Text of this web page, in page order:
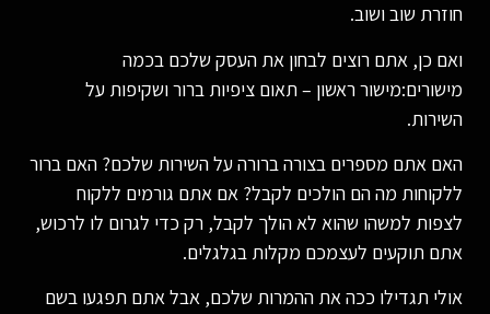
חוזרת שוב ושוב.
ואם כן, אתם רוצים לבחון את העסק שלכם בכמה
מישורים:מישור ראשון – תאום ציפיות ברור ושקיפות על
השירות.
האם אתם מספרים בצורה ברורה על השירות שלכם? האם ברור
ללקוחות מה הם הולכים לקבל? אם אתם גורמים ללקוח
לצפות למשהו שהוא לא הולך לקבל, רק כדי לגרום לו לרכוש,
אתם תוקעים לעצמכם מקלות בגלגלים.
אולי תגדילו ככה את ההמרות שלכם, אבל אתם תפגעו בשם